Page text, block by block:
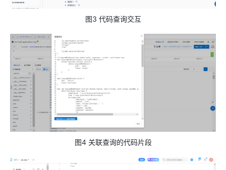
图3 代码查询交互
图4 关联查询的代码片段